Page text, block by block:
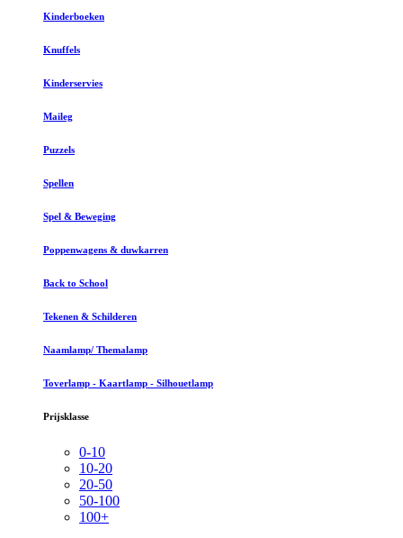
Kinderboeken
Knuffels
Kinderservies
Maileg
Puzzels
Spellen
Spel & Beweging
Poppenwagens & duwkarren
Back to School
Tekenen & Schilderen
Naamlamp/ Themalamp
Toverlamp - Kaartlamp - Silhouetlamp
Prijsklasse
0-10
10-20
20-50
50-100
100+